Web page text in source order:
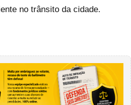
no trânsito da cidade.